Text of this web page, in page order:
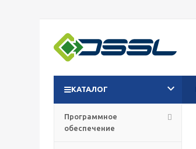
КАТАЛОГ
Программное
обеспечение